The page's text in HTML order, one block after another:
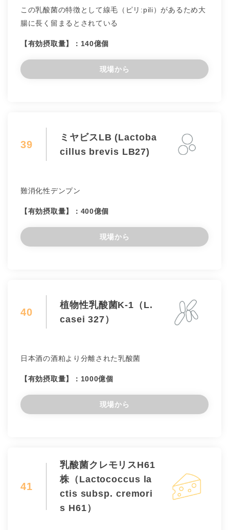
この乳酸菌の特徴として線毛（ピリ:pili）があるため大
腸に長く留まるとされている
【有効摂取量】：140億個
現場から
39
ミヤビスLB (Lactoba
cillus brevis LB27)
難消化性デンプン
【有効摂取量】：400億個
現場から
40
植物性乳酸菌K-1（L.
casei 327）
日本酒の酒粕より分離された乳酸菌
【有効摂取量】：1000億個
現場から
41
乳酸菌クレモリスH61
株（Lactococcus la
ctis subsp. cremori
s H61）